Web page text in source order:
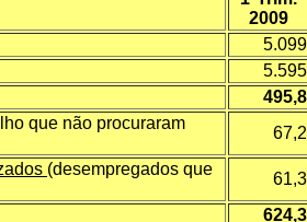
2009
5.099
5.595
495,8
que não procuraram
67,2
(desempregados que
61,3
624,3